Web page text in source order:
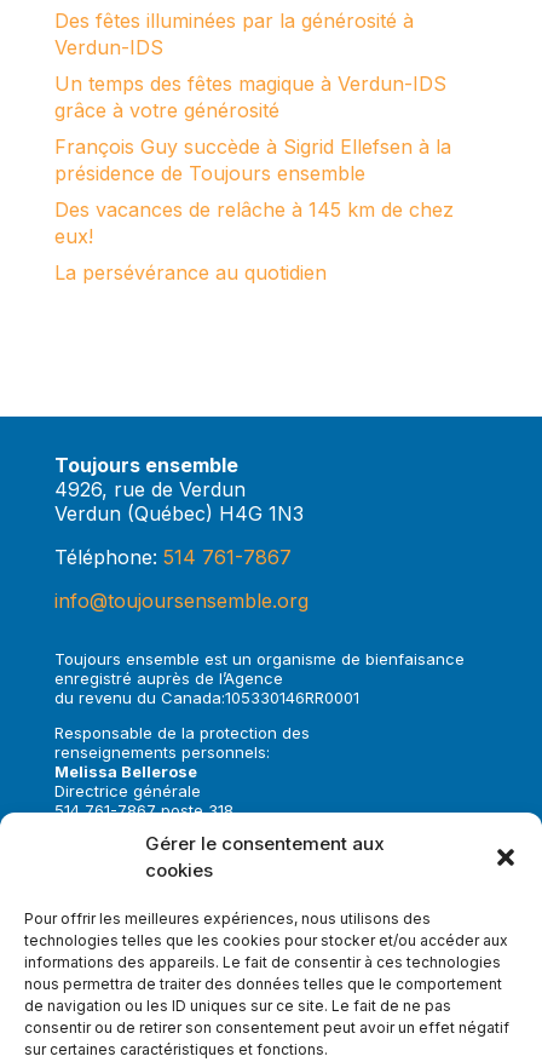
Gérer le consentement aux
cookies
Pour offrir les meilleures expériences, nous utilisons des
technologies telles que les cookies pour stocker et/ou accéder aux
informations des appareils. Le fait de consentir à ces technologies
nous permettra de traiter des données telles que le comportement
de navigation ou les ID uniques sur ce site. Le fait de ne pas
consentir ou de retirer son consentement peut avoir un effet négatif
sur certaines caractéristiques et fonctions.
Des fêtes illuminées par la générosité à
Verdun-IDS
Un temps des fêtes magique à Verdun-IDS
grâce à votre générosité
François Guy succède à Sigrid Ellefsen à la
présidence de Toujours ensemble
Des vacances de relâche à 145 km de chez
eux!
La persévérance au quotidien
Toujours ensemble
4926, rue de Verdun
Verdun (Québec) H4G 1N3
Téléphone: 514 761-7867
info@toujoursensemble.org
Toujours ensemble est un organisme de bienfaisance
enregistré auprès de l’Agence
du revenu du Canada:105330146RR0001
Responsable de la protection des
renseignements personnels:
Melissa Bellerose
Directrice générale
514 761-7867 poste 318
Faire un don